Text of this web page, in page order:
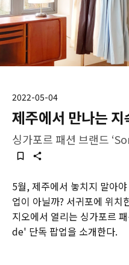
2022-05-04
제주에서 만나는
싱가포르 패션 브랜드
5월, 제주에서 놓치지 말아
업이 아닐까? 서귀포에 위치
지오에서 열리는 싱가포르
de' 단독 팝업을 소개한다.